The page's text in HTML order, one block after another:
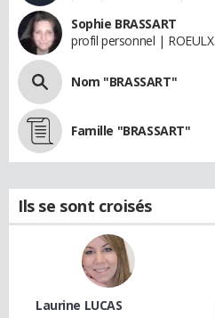
Sophie BRASSART
profil personnel | ROEULX
Nom "BRASSART"
Famille "BRASSART"
Ils se sont croisés
Laurine LUCAS